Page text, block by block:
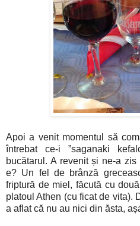
Apoi a venit momentul să
întrebat ce-i ”saganaki
bucătarul. A revenit și ne-a
e? Un fel de brânză
friptură de miel, făcută cu
platoul Athen (cu ficat de vita).
a aflat că nu au nici din ăsta,